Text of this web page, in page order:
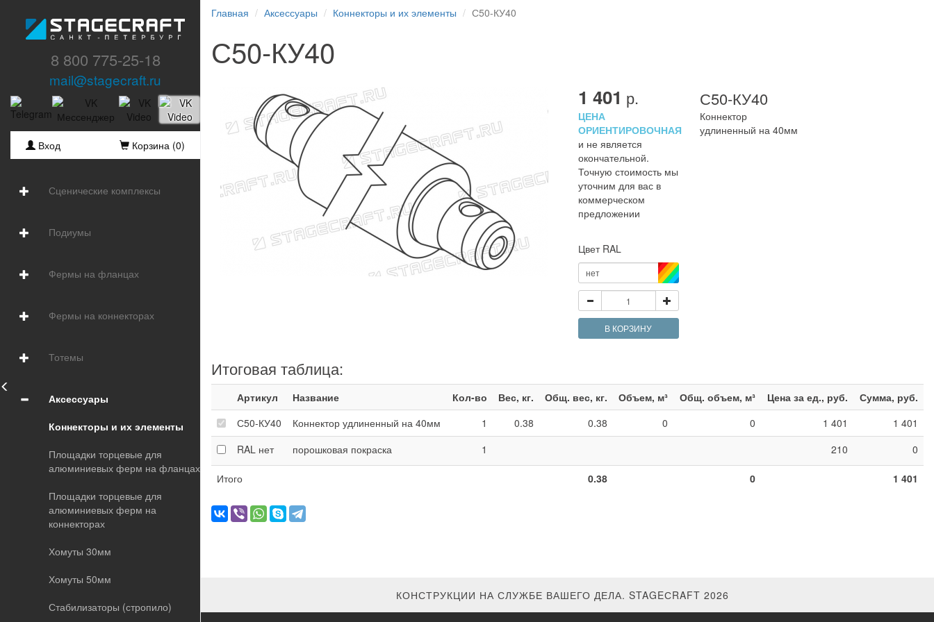
8 800 775-25-18
mail@stagecraft.ru
Вход Корзина (0)
Сценические комплексы
Подиумы
Фермы на фланцах
Фермы на коннекторах
Тотемы
Аксессуары
Коннекторы и их элементы
Площадки торцевые для
алюминиевых ферм на фланцах
Площадки торцевые для
алюминиевых ферм на
коннекторах
Хомуты 30мм
Хомуты 50мм
Стабилизаторы (стропило)
Главная Аксессуары Коннекторы и их элементы С50-КУ40
С50-КУ40
1 401 р.
ЦЕНА
ОРИЕНТИРОВОЧНАЯ
и не является
окончательной.
Точную стоимость мы
уточним для вас в
коммерческом
предложении
Цвет RAL
нет
С50-КУ40
Коннектор
удлиненный на 40мм
В КОРЗИНУ
Итоговая таблица:
Артикул Название Кол-во Вес, кг. Общ. вес, кг. Объем, м³ Общ. объем, м³ Цена за ед., руб.
Сумма, руб.
С50-КУ40
Коннектор удлиненный на 40мм 1 0.38 0.38 0 0 1 401
1 401
RAL нет порошковая покраска 1 210 0
Итого 0.38 0 1 401
КОНСТРУКЦИИ НА СЛУЖБЕ ВАШЕГО ДЕЛА. STAGEСRAFT 2026